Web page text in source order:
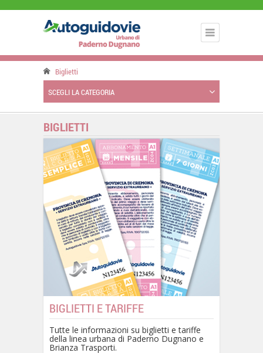
Biglietti
SCEGLI LA CATEGORIA
BIGLIETTI
BIGLIETTI E TARIFFE
Tutte le informazioni su biglietti e tariffe
della linea urbana di Paderno Dugnano e
Brianza Trasporti.